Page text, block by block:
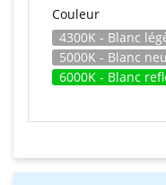
Couleur
4300K - Blanc
5000K - Blanc
6000K - Blanc